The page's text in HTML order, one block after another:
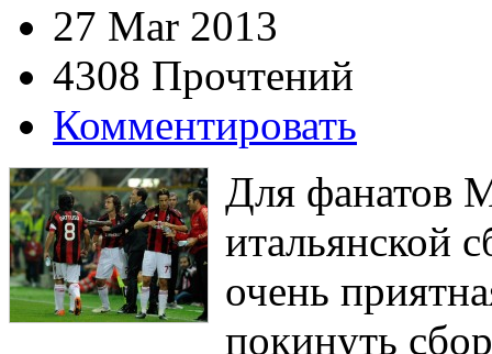
27 Mar 2013
4308 Прочтений
Комментировать
Для фанатов
итальянской
очень
покинуть